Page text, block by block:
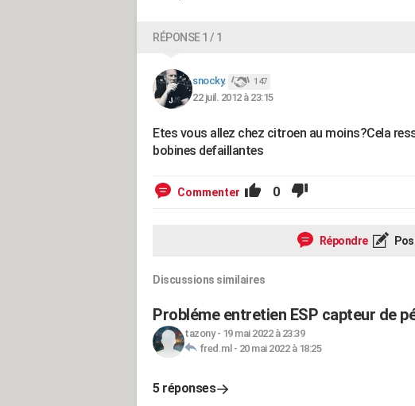
RÉPONSE 1 / 1
snocky. 147
22 juil. 2012 à 23:15
Etes vous allez chez citroen au moins?Cela
bobines defaillantes
Commenter 0
Répondre
Discussions similaires
Probléme entretien ESP capteur de
tazony- 19 mai 2022 à 23:39
fred.ml - 20 mai 2022 à 18:25
5 réponses